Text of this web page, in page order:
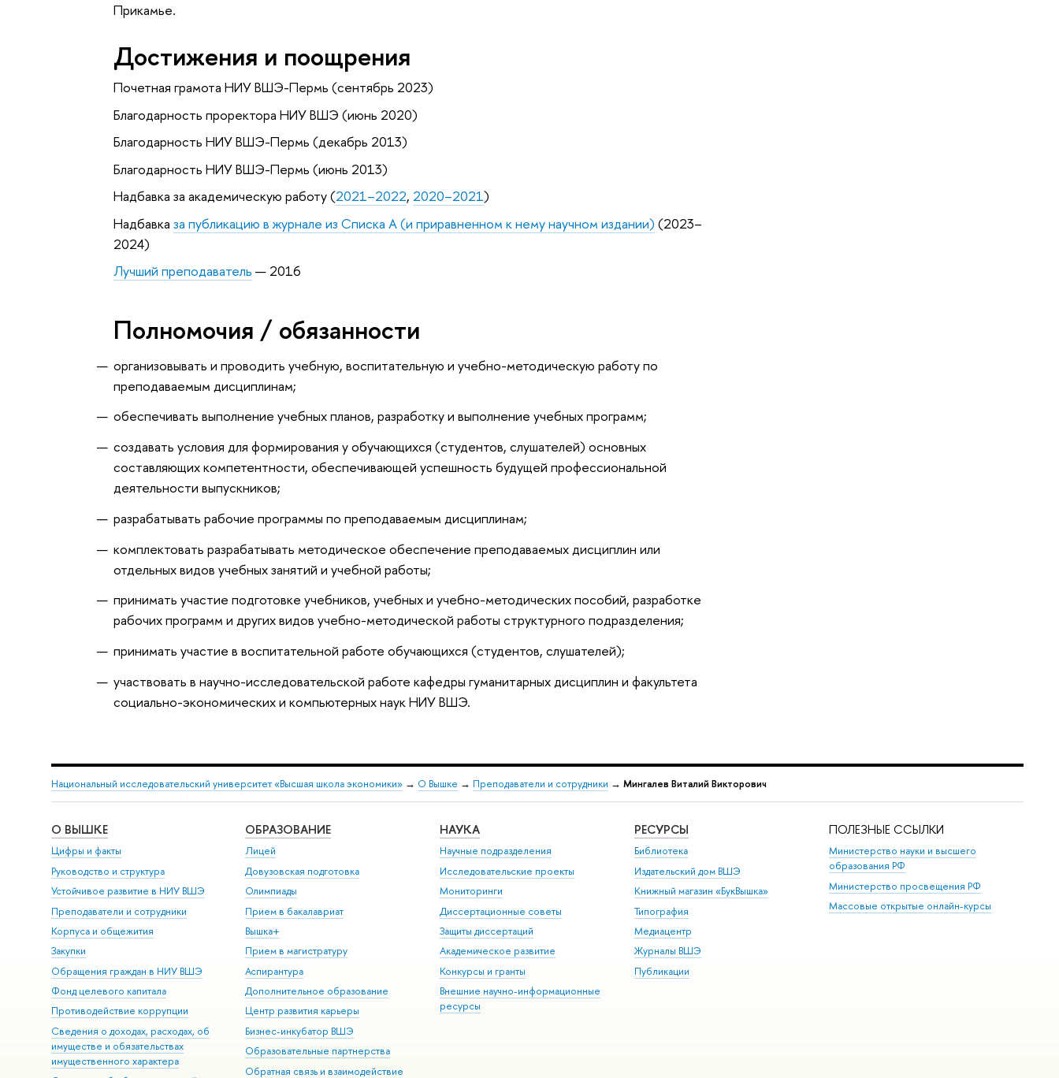
Прикамье.
Достижения и поощрения
Почетная грамота НИУ ВШЭ-Пермь (сентябрь 2023)
Благодарность проректора НИУ ВШЭ (июнь 2020)
Благодарность НИУ ВШЭ-Пермь (декабрь 2013)
Благодарность НИУ ВШЭ-Пермь (июнь 2013)
Надбавка за академическую работу (2021–2022, 2020–2021)
Надбавказа публикацию в журнале из Списка А (и приравненном к нему научном издании) (2023–
2024)
Лучший преподаватель — 2016
Полномочия / обязанности
организовывать и проводить учебную, воспитательную и учебно-методическую работу по
преподаваемым дисциплинам;
обеспечивать выполнение учебных планов, разработку и выполнение учебных программ;
создавать условия для формирования у обучающихся (студентов, слушателей) основных
составляющих компетентности, обеспечивающей успешность будущей профессиональной
деятельности выпускников;
разрабатывать рабочие программы по преподаваемым дисциплинам;
комплектовать разрабатывать методическое обеспечение преподаваемых дисциплин или
отдельных видов учебных занятий и учебной работы;
принимать участие подготовке учебников, учебных и учебно-методических пособий, разработке
рабочих программ и других видов учебно-методической работы структурного подразделения;
принимать участие в воспитательной работе обучающихся (студентов, слушателей);
участвовать в научно-исследовательской работе кафедры гуманитарных дисциплин и факультета
социально-экономических и компьютерных наук НИУ ВШЭ.
Национальный исследовательский университет «Высшая школа экономики» → О Вышке → Преподаватели и сотрудники → Мингалев Виталий Викторович
О ВЫШКЕ
Цифры и факты
Руководство и структура
Устойчивое развитие в НИУ ВШЭ
Преподаватели и сотрудники
Корпуса и общежития
Закупки
Обращения граждан в НИУ ВШЭ
Фонд целевого капитала
Противодействие коррупции
Сведения о доходах, расходах, об
имуществе и обязательствах
имущественного характера
ОБРАЗОВАНИЕ
Лицей
Довузовская подготовка
Олимпиады
Прием в бакалавриат
Вышка+
Прием в магистратуру
Аспирантура
Дополнительное образование
Центр развития карьеры
Бизнес-инкубатор ВШЭ
Образовательные партнерства
Обратная связь и взаимодействие
НАУКА
Научные подразделения
Исследовательские проекты
Мониторинги
Диссертационные советы
Защиты диссертаций
Академическое развитие
Конкурсы и гранты
Внешние научно-информационные
ресурсы
РЕСУРСЫ
Библиотека
Издательский дом ВШЭ
Книжный магазин «БукВышка»
Типография
Медиацентр
Журналы ВШЭ
Публикации
ПОЛЕЗНЫЕ ССЫЛКИ
Министерство науки и высшего
образования РФ
Министерство просвещения РФ
Массовые открытые онлайн-курсы